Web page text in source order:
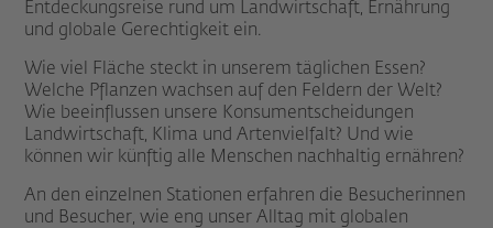
Entdeckungsreise rund um Landwirtschaft, Ernährung
und globale Gerechtigkeit ein.
Wie viel Fläche steckt in unserem täglichen Essen?
Welche Pflanzen wachsen auf den Feldern der Welt?
Wie beeinflussen unsere Konsumentscheidungen
Landwirtschaft, Klima und Artenvielfalt? Und wie
können wir künftig alle Menschen nachhaltig ernähren?
An den einzelnen Stationen erfahren die Besucherinnen
und Besucher, wie eng unser Alltag mit globalen